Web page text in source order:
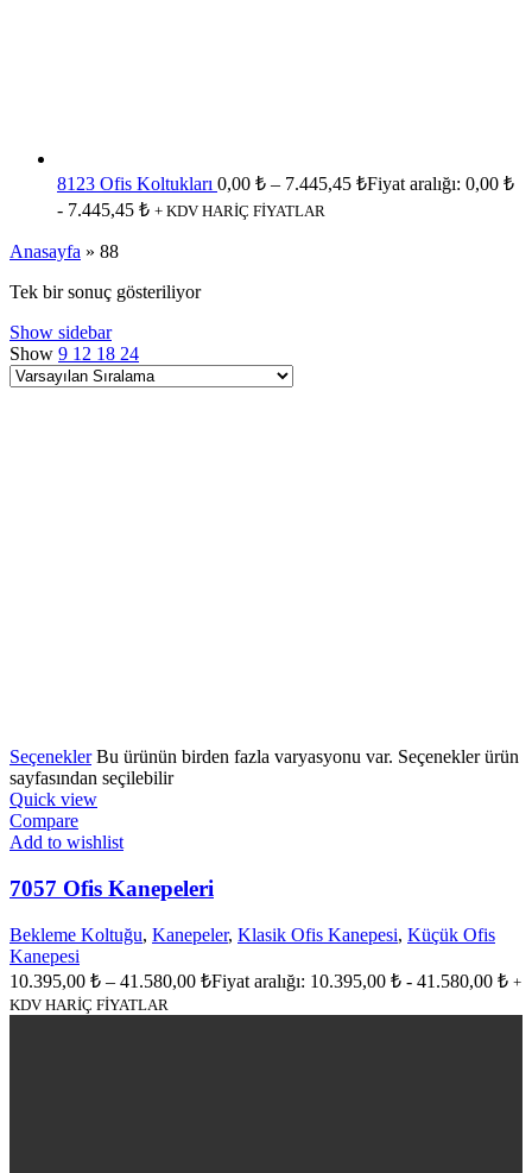
8123 Ofis Koltukları 0,00 ₺ – 7.445,45 ₺Fiyat aralığı: 0,00 ₺
- 7.445,45 ₺ + KDV HARİÇ FİYATLAR
Anasayfa » 88
Tek bir sonuç gösteriliyor
Show sidebar
Show 9 12 18 24
Seçenekler Bu ürünün birden fazla varyasyonu var. Seçenekler ürün
sayfasından seçilebilir
Quick view
Compare
Add to wishlist
7057 Ofis Kanepeleri
Bekleme Koltuğu, Kanepeler, Klasik Ofis Kanepesi, Küçük Ofis
Kanepesi
10.395,00 ₺ – 41.580,00 ₺Fiyat aralığı: 10.395,00 ₺ - 41.580,00 ₺ +
KDV HARİÇ FİYATLAR